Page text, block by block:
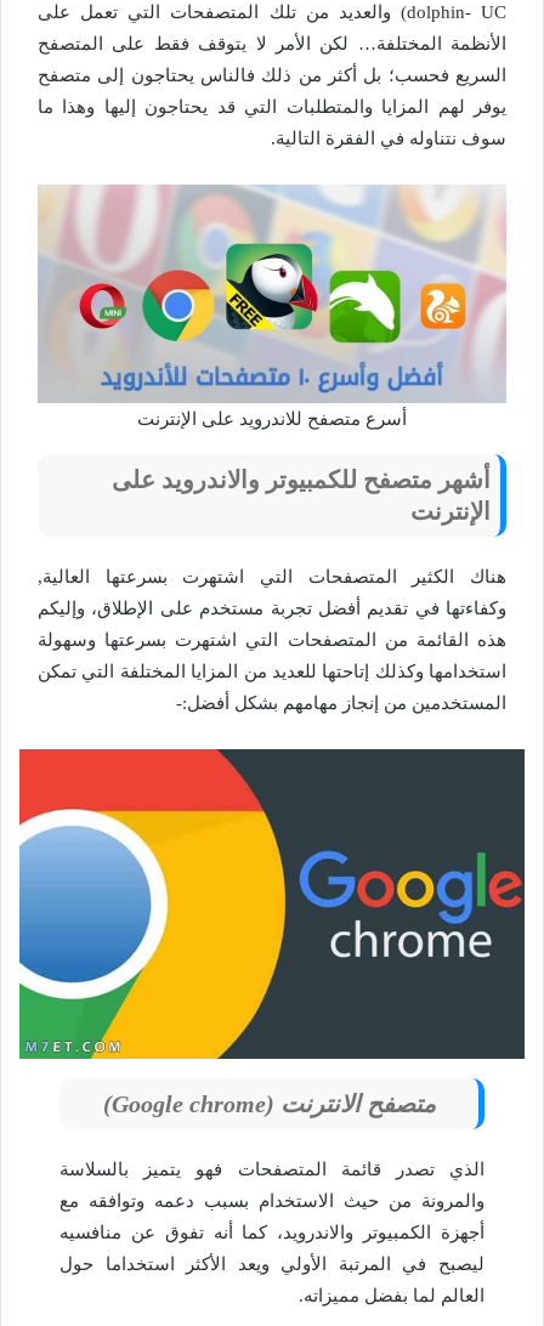
dolphin- UC) والعديد من تلك المتصفحات التي تعمل على
الأنظمة المختلفة… لكن الأمر لا يتوقف فقط على المتصفح
السريع فحسب؛ بل أكثر من ذلك فالناس يحتاجون إلى متصفح
يوفر لهم المزايا والمتطلبات التي قد يحتاجون إليها وهذا ما
سوف نتناوله في الفقرة التالية.
أسرع متصفح للاندرويد على الإنترنت
أشهر متصفح للكمبيوتر والاندرويد على
الإنترنت
هناك الكثير المتصفحات التي اشتهرت بسرعتها العالية,
وكفاءتها في تقديم أفضل تجربة مستخدم على الإطلاق، وإليكم
هذه القائمة من المتصفحات التي اشتهرت بسرعتها وسهولة
استخدامها وكذلك إتاحتها للعديد من المزايا المختلفة التي تمكن
المستخدمين من إنجاز مهامهم بشكل أفضل:-
متصفح الانترنت (Google chrome)
الذي تصدر قائمة المتصفحات فهو يتميز بالسلاسة
والمرونة من حيث الاستخدام بسبب دعمه وتوافقه مع
أجهزة الكمبيوتر والاندرويد، كما أنه تفوق عن منافسيه
ليصبح في المرتبة الأولي ويعد الأكثر استخداما حول
العالم لما بفضل مميزاته.